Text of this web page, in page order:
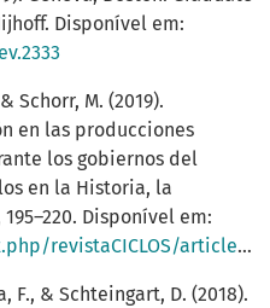
Disponível em:
Schorr, M. (2019).
en las producciones
los gobiernos del
en la Historia, la
Disponível em:
article/view/1615
F., & Schteingart, D. (2018).